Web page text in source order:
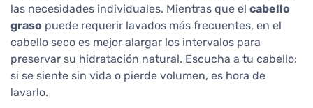
las necesidades individuales. Mientras que el cabello
graso puede requerir lavados más frecuentes, en el
cabello seco es mejor alargar los intervalos para
preservar su hidratación natural. Escucha a tu cabello:
si se siente sin vida o pierde volumen, es hora de
lavarlo.